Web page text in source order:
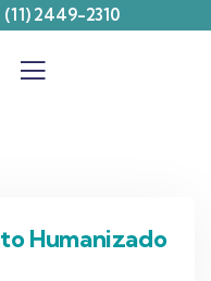
(11) 2449-2310
Humanizado